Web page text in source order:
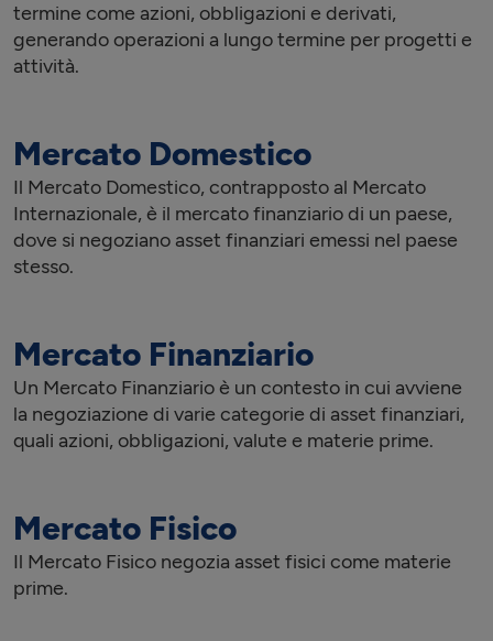
termine come azioni, obbligazioni e derivati,
generando operazioni a lungo termine per progetti e
attività.
Mercato Domestico
Il Mercato Domestico, contrapposto al Mercato
Internazionale, è il mercato finanziario di un paese,
dove si negoziano asset finanziari emessi nel paese
stesso.
Mercato Finanziario
Un Mercato Finanziario è un contesto in cui avviene
la negoziazione di varie categorie di asset finanziari,
quali azioni, obbligazioni, valute e materie prime.
Mercato Fisico
Il Mercato Fisico negozia asset fisici come materie
prime.